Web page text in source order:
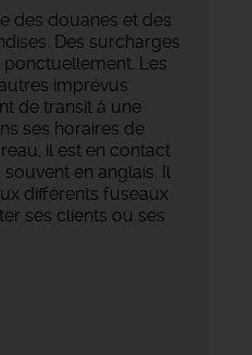
des douanes et des
Des surcharges
Les
imprévus
de transit à une
ses horaires de
il est en contact
en anglais. Il
différents fuseaux
ses clients ou ses